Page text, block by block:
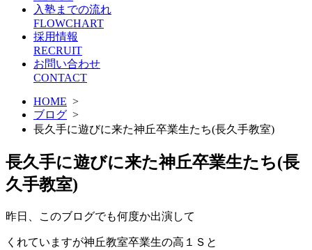
入塾までの流れ
FLOWCHART
採用情報
RECRUIT
お問い合わせ
CONTACT
HOME >
ブログ >
長久手に遊びに来た神丘卒業生たち(長久手教室)
長久手に遊びに来た神丘卒業生たち(長
久手教室)
昨日、このブログでも何度か出演して
くれていますが神丘教室卒業生の高１Ｓと